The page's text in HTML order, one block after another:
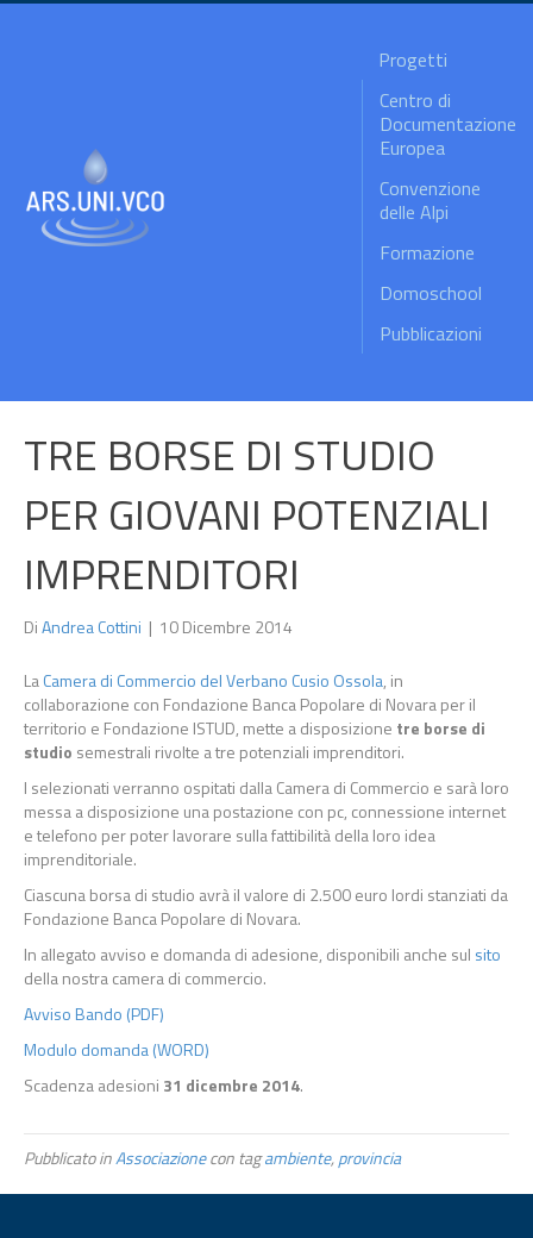
Progetti
Centro di
Documentazione
Europea
Convenzione
delle Alpi
Formazione
Domoschool
Pubblicazioni
TRE BORSE DI STUDIO
PER GIOVANI POTENZIALI
IMPRENDITORI
DiAndrea Cottini | 10 Dicembre 2014
LaCamera di Commercio del Verbano Cusio Ossola, in
collaborazione con Fondazione Banca Popolare di Novara per il
territorio e Fondazione ISTUD, mette a disposizione tre borse di
studio semestrali rivolte a tre potenziali imprenditori.
I selezionati verranno ospitati dalla Camera di Commercio e sarà loro
messa a disposizione una postazione con pc, connessione internet
e telefono per poter lavorare sulla fattibilità della loro idea
imprenditoriale.
Ciascuna borsa di studio avrà il valore di 2.500 euro lordi stanziati da
Fondazione Banca Popolare di Novara.
In allegato avviso e domanda di adesione, disponibili anche sul sito
della nostra camera di commercio.
Avviso Bando (PDF)
Modulo domanda (WORD)
Scadenza adesioni 31 dicembre 2014.
Pubblicato inAssociazionecon tagambiente,provincia